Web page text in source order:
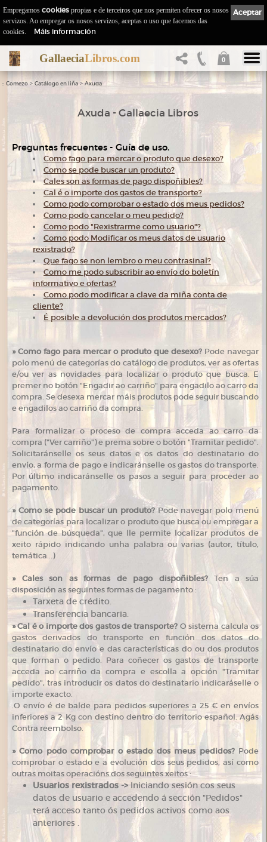
GallaeciaLibros.com 0
:: Comezo > Catálogo en liña > Axuda
Axuda - Gallaecia Libros
Preguntas frecuentes - Guía de uso.
Como fago para mercar o produto que desexo?
Como se pode buscar un produto?
Cales son as formas de pago dispoñibles?
Cal é o importe dos gastos de transporte?
Como podo comprobar o estado dos meus pedidos?
Como podo cancelar o meu pedido?
Como podo "Rexistrarme como usuario"?
Como podo Modificar os meus datos de usuario
rexistrado?
Que fago se non lembro o meu contrasinal?
Como me podo subscribir ao envío do boletín
informativo e ofertas?
Como podo modificar a clave da miña conta de
cliente?
É posible a devolución dos produtos mercados?
»Como fago para mercar o produto que desexo? Pode navegar
polo menú de categorías do catálogo de produtos, ver as ofertas
e/ou ver as novidades para localizar o produto que busca. E
premer no botón "Engadir ao carriño" para engadilo ao carro da
compra. Se desexa mercar máis produtos pode seguir buscando
e engadilos ao carriño da compra.
Para formalizar o proceso de compra acceda ao carro da
compra ("Ver carriño") e prema sobre o botón "Tramitar pedido".
Solicitaránselle os seus datos e os datos do destinatario do
envío, a forma de pago e indicaránselle os gastos do transporte.
Por último indicaránselle os pasos a seguir para proceder ao
pagamento.
»Como se pode buscar un produto?Pode navegar polo menú
de categorías para localizar o produto que busca ou empregar a
"función de búsqueda", que lle permite localizar produtos de
xeito rápido indicando unha palabra ou varias (autor, título,
temática...)
»Cales son as formas de pago dispoñibles? Ten a súa
disposición as seguintes formas de pagamento :
Tarxeta de crédito.
Transferencia bancaria.
»Cal é o importe dos gastos de transporte? O sistema calcula os
gastos derivados do transporte en función dos datos do
destinatario do envío e das características do ou dos produtos
que forman o pedido. Para coñecer os gastos de transporte
acceda ao carriño da compra e escolla a opción "Tramitar
pedido", tras introducir os datos do destinatario indicaráselle o
importe exacto.
.O envío é de balde para pedidos superiores a 25 € en envíos
inferiores a 2 Kg con destino dentro do territorio español. Agás
Contra reembolso.
»Como podo comprobar o estado dos meus pedidos? Pode
comprobar o estado e a evolución dos seus pedidos, así como
outras moitas operacións dos seguintes xeitos :
Usuarios rexistrados ->Iniciando sesión cos seus
datos de usuario e accedendo á sección "Pedidos"
terá acceso tanto ós pedidos activos como aos
anteriores .
Aceptar
Empregamos cookies propias e de terceiros que nos permiten ofrecer os nosos
servizos. Ao empregar os nosos servizos, aceptas o uso que facemos das
cookies.
Máis información